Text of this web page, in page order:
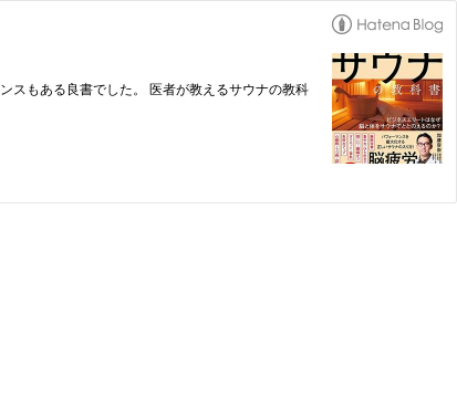
スもある良書でした。 医者が教えるサウナの教科